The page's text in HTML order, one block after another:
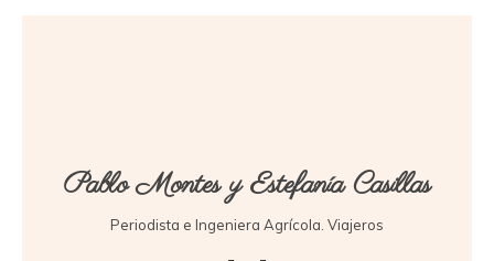
Pablo Montes y Estefanía Casillas
Periodista e Ingeniera Agrícola. Viajeros